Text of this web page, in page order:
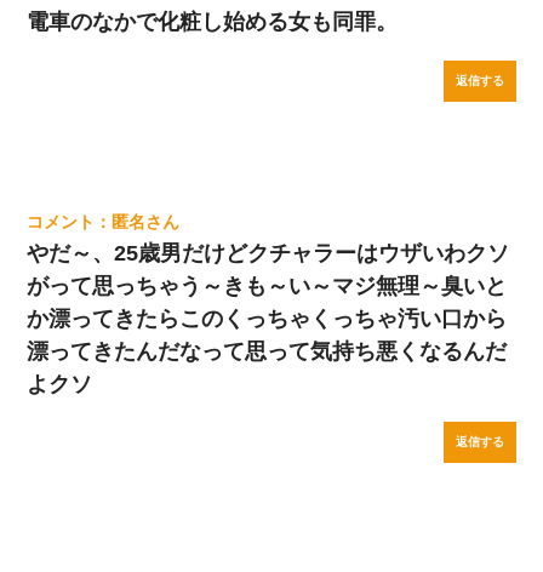
電車のなかで化粧し始める女も同罪。
返信する
匿名
やだ～、25歳男だけどクチャラーはウザいわクソ
がって思っちゃう～きも～い～マジ無理～臭いと
か漂ってきたらこのくっちゃくっちゃ汚い口から
漂ってきたんだなって思って気持ち悪くなるんだ
よクソ
返信する